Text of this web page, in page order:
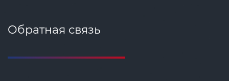
Обратная связь